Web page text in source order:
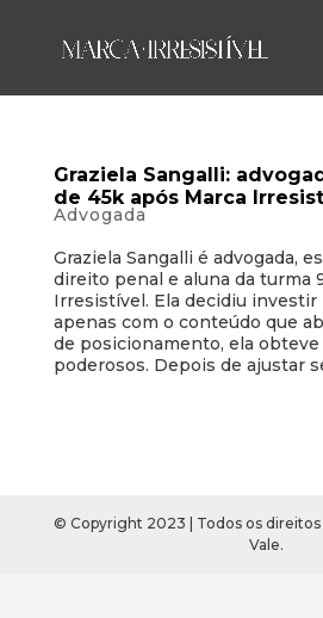
Graziela Sangalli:
de 45k após Marca
Advogada
Graziela Sangalli é advogada,
direito penal e aluna da turma
Irresistível. Ela decidiu investir
apenas com o conteúdo que
de posicionamento, ela
poderosos. Depois de ajustar
©️ Copyright 2023 | Todos os direitos
Vale.